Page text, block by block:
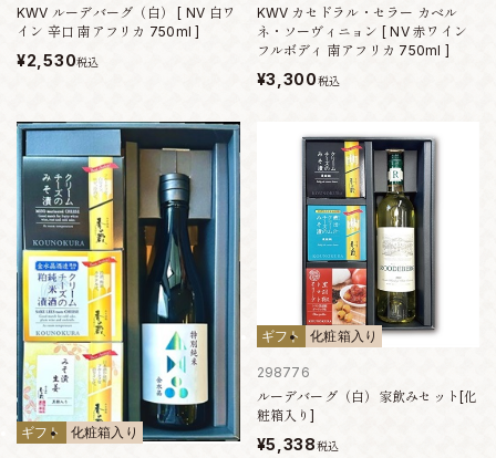
KWV ルーデバーグ（白） [ NV 白ワ
イン 辛口 南アフリカ 750ml ]
¥2,530税込
KWV カセドラル・セラー カベル
ネ・ソーヴィニョン [ NV 赤ワイン
フルボディ 南アフリカ 750ml ]
¥3,300税込
ギフト 化粧箱入り
ギフト 化粧箱入り
298776
ルーデバーグ（白）家飲みセット[化
粧箱入り]
¥5,338税込